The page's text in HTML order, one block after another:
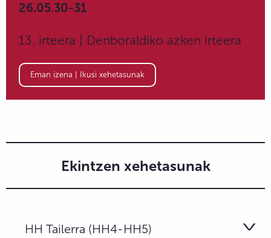
26.05.30-31
13. irteera | Denboraldiko azken irteera
Eman izena | Ikusi xehetasunak
Ekintzen xehetasunak
HH Tailerra (HH4-HH5)